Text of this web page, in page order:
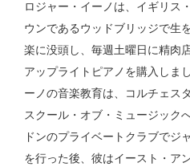
ロジャー・イーノは、イギリス
ウンであるウッドブリッジで生
楽に没頭し、毎週土曜日に精肉
アップライトピアノを購入しま
ーノの音楽教育は、コルチェス
スクール・オブ・ミュージック
ドンのプライベートクラブでジ
を行った後、彼はイースト・ア